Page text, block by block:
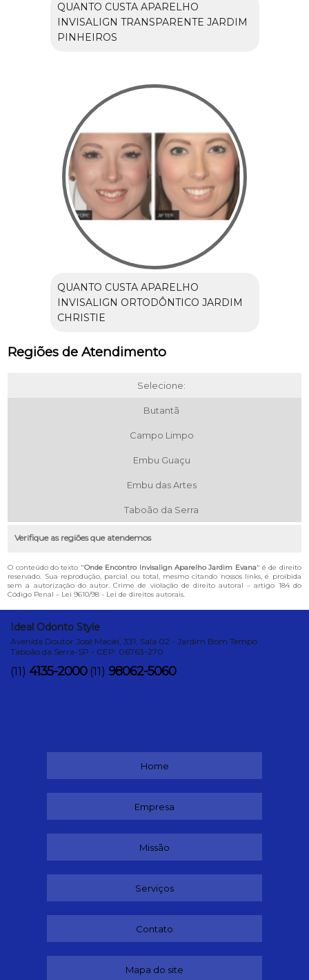
QUANTO CUSTA APARELHO
INVISALIGN TRANSPARENTE JARDIM
PINHEIROS
QUANTO CUSTA APARELHO
INVISALIGN ORTODÔNTICO JARDIM
CHRISTIE
Regiões de Atendimento
Selecione:
Butantã
Campo Limpo
Embu Guaçu
Embu das Artes
Taboão da Serra
Verifique as regiões que atendemos
O conteúdo do texto "Onde Encontro Invisalign Aparelho Jardim Evana" é de direito
reservado. Sua reprodução, parcial ou total, mesmo citando nossos links, é proibida
sem a autorização do autor. Crime de violação de direito autoral – artigo 184 do
Código Penal – Lei 9610/98 - Lei de direitos autorais.
Ideal Odonto Style
Avenida Doutor José Maciel, 331, Sala 02 - Jardim Bom Tempo
Taboão da Serra-SP - CEP: 06763-270
(11) 4135-2000 (11) 98062-5060
Home
Empresa
Missão
Serviços
Contato
Mapa do site